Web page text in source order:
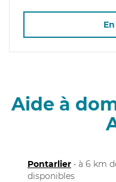
Aide à
Pontarlier • à 6 km
disponibles